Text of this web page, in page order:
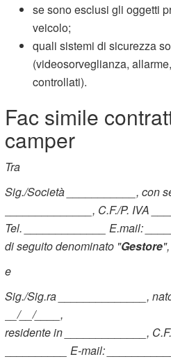
se sono esclusi gli oggetti
veicolo;
quali sistemi di sicurezza
(videosorveglianza,
controllati).
Fac simile
camper
Tra
Sig./Società ___________, con
______________, C.F./P. IVA
Tel. _____________ E.mail:
di seguito denominato "Gestore",
e
Sig./Sig.ra ______________,
__/__/____,
residente in _____________,
__________ E-mail: ___________